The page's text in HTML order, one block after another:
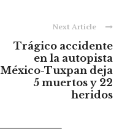
Next Article
Trágico accidente
en la autopista
México-Tuxpan deja
5 muertos y 22
heridos